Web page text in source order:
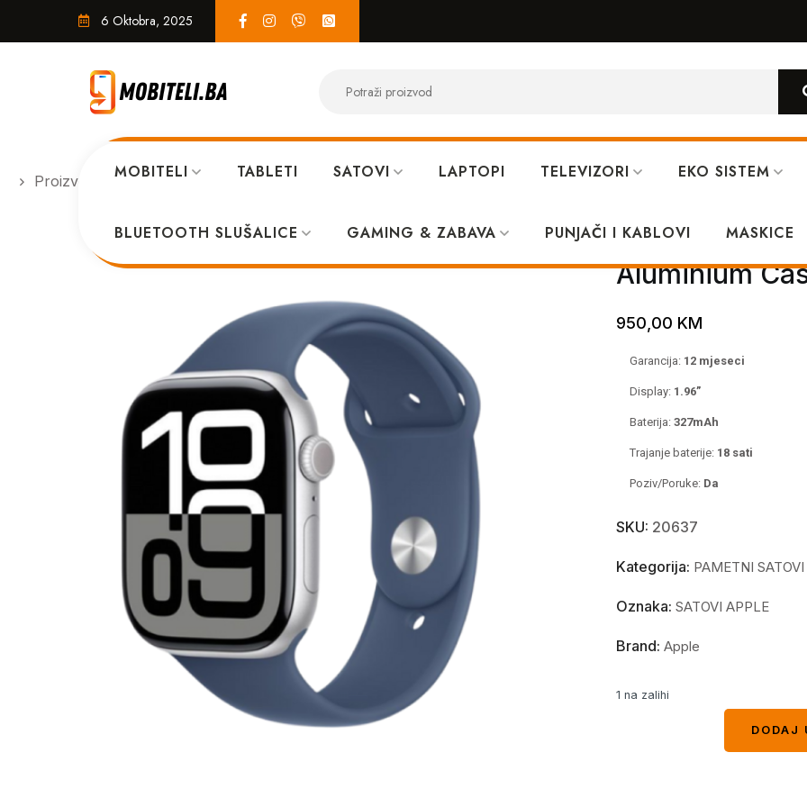
6 Oktobra, 2025
MOBITELI TABLETI SATOVI LAPTOPI TELEVIZORI EKO SISTEM
BLUETOOTH SLUŠALICE GAMING & ZABAVA PUNJAČI I KABLOVI MASKICE
Proizvodi PAMETNI SATOVI Apple Watch Series 10 GPS 46mm Silver Aluminium Case+Denim SB
Apple Watch
Aluminium
950,00 KM
Garancija: 12 mjeseci
Display: 1.96”
Baterija: 327mAh
Trajanje baterije: 18 sati
Poziv/Poruke: Da
SKU: 20637
Kategorija: PAMETNI SATOVI
Oznaka: SATOVI APPLE
Brand: Apple
1 na zalihi
DODAJ